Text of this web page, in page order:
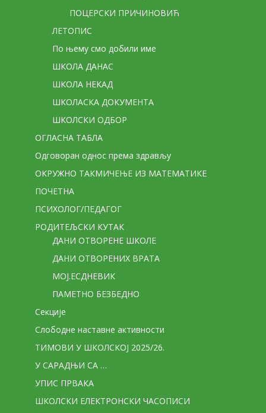
ПОЦЕРСКИ ПРИЧИНОВИЋ
ЛЕТОПИС
По њему смо добили име
ШКОЛА ДАНАС
ШКОЛА НЕКАД
ШКОЛАСКА ДОКУМЕНТА
ШКОЛСКИ ОДБОР
ОГЛАСНА ТАБЛА
Одговоран однос према здрављу
ОКРУЖНО ТАКМИЧЕЊЕ ИЗ МАТЕМАТИКЕ
ПОЧЕТНА
ПСИХОЛОГ/ПЕДАГОГ
РОДИТЕЉСКИ КУТАК
ДАНИ ОТВОРЕНЕ ШКОЛЕ
ДАНИ ОТВОРЕНИХ ВРАТА
МОЈ.ЕСДНЕВИК
ПАМЕТНО БЕЗБЕДНО
Секције
Слободне наставне активности
ТИМОВИ У ШКОЛСКОЈ 2025/26.
У САРАДЊИ СА …
УПИС ПРВАКА
ШКОЛСКИ ЕЛЕКТРОНСКИ ЧАСОПИСИ